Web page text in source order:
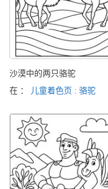
沙漠中的两只骆驼
在 ：
儿童着色页 : 骆驼